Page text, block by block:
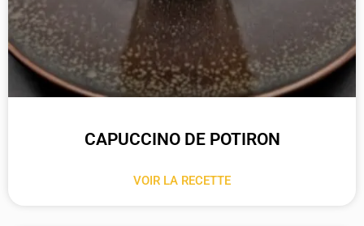
CAPUCCINO DE POTIRON
VOIR LA RECETTE